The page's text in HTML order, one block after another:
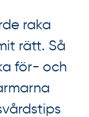
raka
rätt. Så
för- och